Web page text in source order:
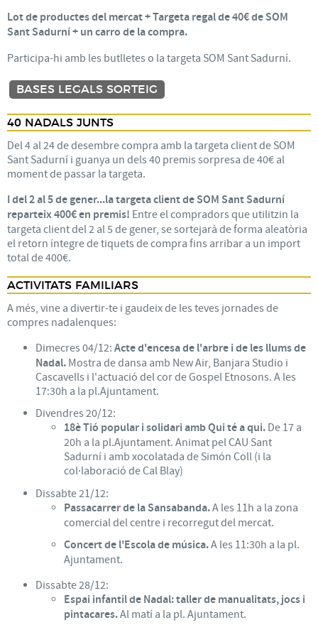
Lot de productes del mercat + Targeta regal de 40€ de SOM
Sant Sadurní + un carro de la compra.
Participa-hi amb les butlletes o la targeta SOM Sant Sadurní.
BASES LEGALS SORTEIG
40 NADALS JUNTS
Del 4 al 24 de desembre compra amb la targeta client de SOM
Sant Sadurní i guanya un dels 40 premis sorpresa de 40€ al
moment de passar la targeta.
I del 2 al 5 de gener...la targeta client de SOM Sant Sadurní
reparteix 400€ en premis! Entre el compradors que utilitzin la
targeta client del 2 al 5 de gener, se sortejarà de forma aleatòria
el retorn íntegre de tiquets de compra fins arribar a un import
total de 400€.
ACTIVITATS FAMILIARS
A més, vine a divertir-te i gaudeix de les teves jornades de
compres nadalenques:
Dimecres 04/12: Acte d'encesa de l'arbre i de les llums de
Nadal. Mostra de dansa amb New Air, Banjara Studio i
Cascavells i l'actuació del cor de Gospel Etnosons. A les
17:30h a la pl.Ajuntament.
Divendres 20/12:
18è Tió popular i solidari amb Qui té a qui. De 17 a
20h a la pl.Ajuntament. Animat pel CAU Sant
Sadurní i amb xocolatada de Simón Coll (i la
col·laboració de Cal Blay)
Dissabte 21/12:
Passacarrer de la Sansabanda.A les 11h a la zona
comercial del centre i recorregut del mercat.
Concert de l'Escola de música.A les 11:30h a la pl.
Ajuntament.
Dissabte 28/12:
Espai infantil de Nadal: taller de manualitats, jocs i
pintacares.Al matí a la pl. Ajuntament.